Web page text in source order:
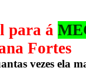
para á
Fortes
vezes ela